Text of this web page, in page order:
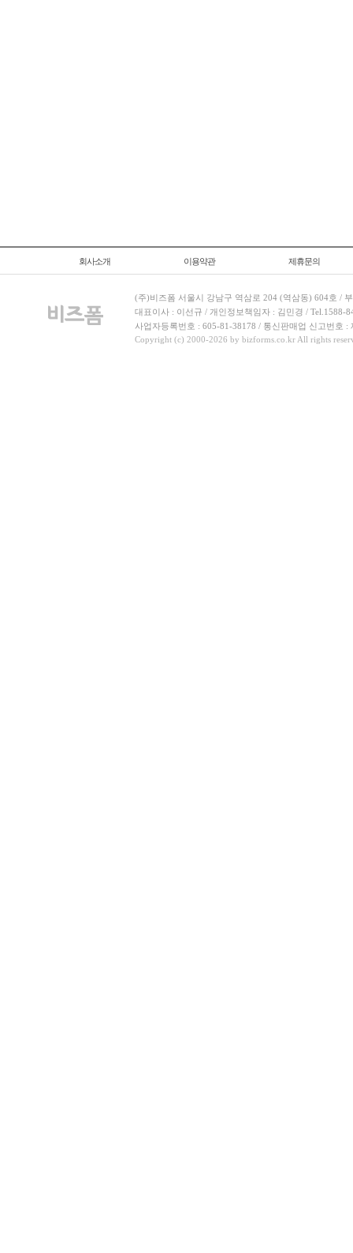
회사소개 이용약관 제휴문의
(주)비즈폼 서울시 강남구 역삼로 204 (역삼동) 604호 /
대표이사 : 이선규 / 개인정보책임자 : 김민경 / Tel.1588-
사업자등록번호 : 605-81-38178 / 통신판매업 신고번호 :
Copyright (c) 2000-2026 by bizforms.co.kr All rights